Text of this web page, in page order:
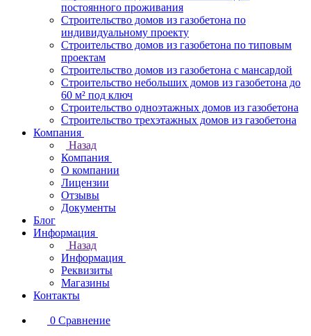
постоянного проживания
Строительство домов из газобетона по
индивидуальному проекту
Строительство домов из газобетона по типовым
проектам
Строительство домов из газобетона с мансардой
Строительство небольших домов из газобетона до
60 м² под ключ
Строительство одноэтажных домов из газобетона
Строительство трехэтажных домов из газобетона
Компания
Назад
Компания
О компании
Лицензии
Отзывы
Документы
Блог
Информация
Назад
Информация
Реквизиты
Магазины
Контакты
0 Сравнение